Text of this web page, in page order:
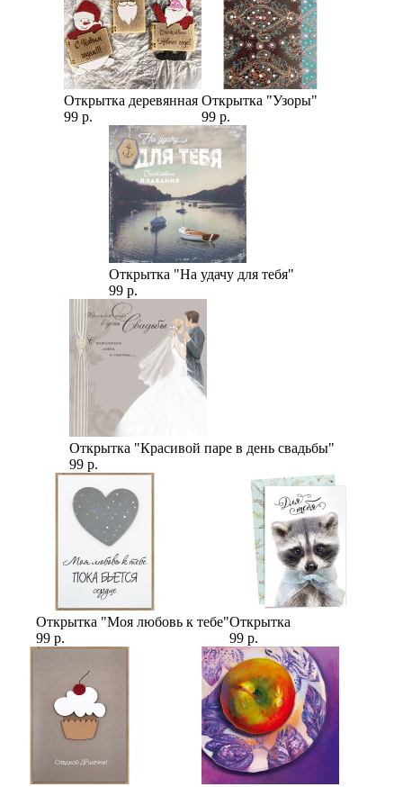
Открытка деревянная
99 р.
Открытка "Узоры"
99 р.
Открытка "На удачу для тебя"
99 р.
Открытка "Красивой паре в день свадьбы"
99 р.
Открытка "Моя любовь к тебе"
99 р.
Открытка
99 р.